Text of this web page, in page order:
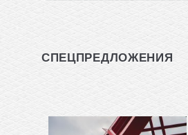
СПЕЦПРЕДЛОЖЕНИЯ